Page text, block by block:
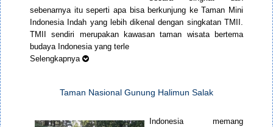
sebenarnya itu seperti apa bisa berkunjung ke Taman Mini
Indonesia Indah yang lebih dikenal dengan singkatan TMII.
TMII sendiri merupakan kawasan taman wisata bertema
budaya Indonesia yang terle
Selengkapnya
Taman Nasional Gunung Halimun Salak
Indonesia memang